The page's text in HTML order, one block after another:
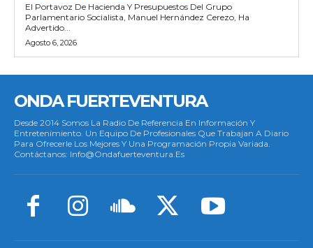
El Portavoz De Hacienda Y Presupuestos Del Grupo
Parlamentario Socialista, Manuel Hernández Cerezo, Ha
Advertido...
Agosto 6, 2026
ONDA FUERTEVENTURA
Desde 2014 Somos La Radio De Referencia En Información Y
Entretenimiento. Un Equipo De Profesionales Que Trabajan A Diario
Para Ofrecerle Los Mejores Y Una Programación Propia Variada.
Contáctanos: Info@ondafuerteventura.es